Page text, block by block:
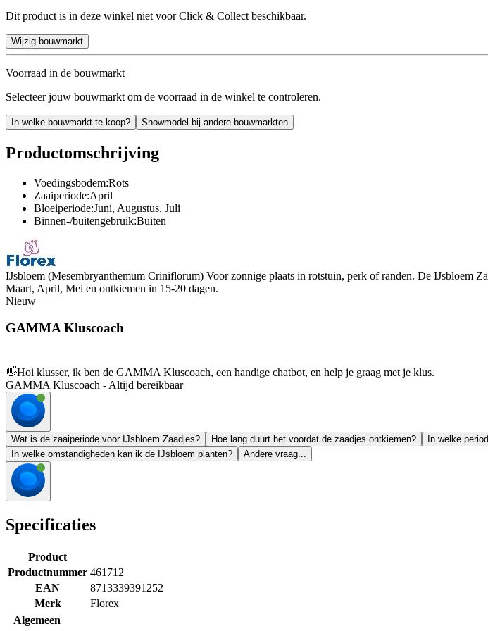
Dit product is in deze winkel niet voor Click & Collect beschikbaar.
Wijzig bouwmarkt
Voorraad in de bouwmarkt
Selecteer jouw bouwmarkt om de voorraad in de winkel te controleren.
In welke bouwmarkt te koop? Showmodel bij andere bouwmarkten
Productomschrijving
Voedingsbodem:Rots
Zaaiperiode:April
Bloeiperiode:Juni, Augustus, Juli
Binnen-/buitengebruik:Buiten
IJsbloem (Mesembryanthemum Criniflorum) Voor zonnige plaats in rotstuin, perk of randen. De IJsbloem
Maart, April, Mei en ontkiemen in 15-20 dagen.
Nieuw
GAMMA Kluscoach
👋Hoi klusser, ik ben de GAMMA Kluscoach, een handige chatbot, en help je graag met je klus.
GAMMA Kluscoach - Altijd bereikbaar
Wat is de zaaiperiode voor IJsbloem Zaadjes? Hoe lang duurt het voordat de zaadjes ontkiemen? In welke
In welke omstandigheden kan ik de IJsbloem planten?
Andere vraag...
Specificaties
Product
Productnummer 461712
EAN
8713339391252
Merk
Florex
Algemeen